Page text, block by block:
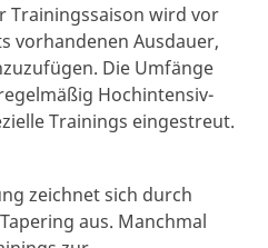
Trainingssaison wird vor
vorhandenen Ausdauer,
Die Umfänge
Hochintensiv-
Trainings eingestreut.
zeichnet sich durch
aus. Manchmal